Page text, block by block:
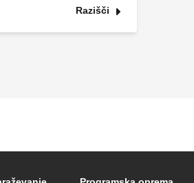
Razišči